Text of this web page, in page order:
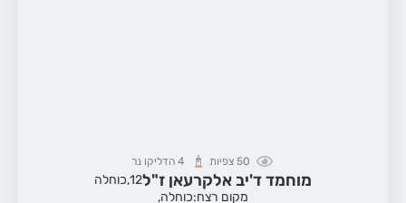
50 צפיות 4 הדליקו נר
מוחמד ד'יב אלקרעאן ז"ל12, כוחלה
מקום רצח:כוחלה,